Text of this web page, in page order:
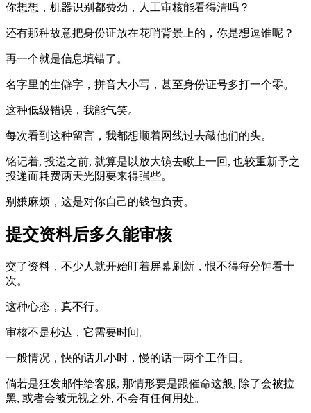
你想想，机器识别都费劲，人工审核能看得清吗？
还有那种故意把身份证放在花哨背景上的，你是想逗谁呢？
再一个就是信息填错了。
名字里的生僻字，拼音大小写，甚至身份证号多打一个零。
这种低级错误，我能气笑。
每次看到这种留言，我都想顺着网线过去敲他们的头。
铭记着, 投递之前, 就算是以放大镜去瞅上一回, 也较重新予之
投递而耗费两天光阴要来得强些。
别嫌麻烦，这是对你自己的钱包负责。
提交资料后多久能审核
交了资料，不少人就开始盯着屏幕刷新，恨不得每分钟看十
次。
这种心态，真不行。
审核不是秒达，它需要时间。
一般情况，快的话几小时，慢的话一两个工作日。
倘若是狂发邮件给客服, 那情形要是跟催命这般, 除了会被拉
黑, 或者会被无视之外, 不会有任何用处。